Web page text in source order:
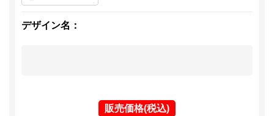
デザイン名：
販売価格(税込)